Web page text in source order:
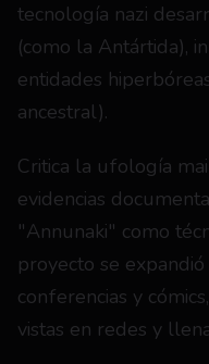
tecnología nazi
(como la Antártida),
entidades
ancestral).
Critica la ufología
evidencias
"Annunaki" como
proyecto se
conferencias y
vistas en redes y